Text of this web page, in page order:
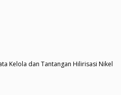
Kelola dan Tantangan Hilirisasi Nikel